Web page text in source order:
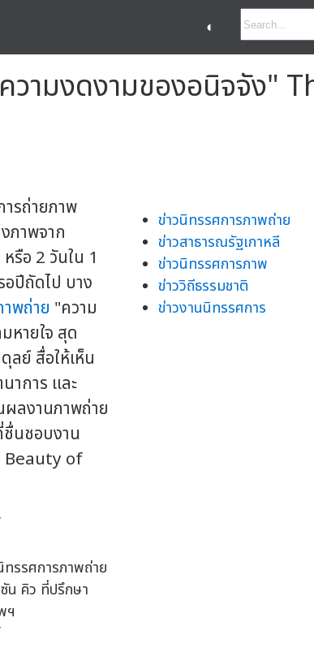
◐
ามงดงามของอนิจจัง"
รถ่ายภาพ
ภาพจาก
รือ 2 วันใน 1
อปีถัดไป บาง
พถ่าย "ความ
หายใจ สุด
ลย์ สื่อให้เห็น
าการ และ
ผลงานภาพถ่าย
นชอบงาน
Beauty of
รรศการภาพถ่าย
น คิว ที่ปรึกษา
ฯ
ข่าวนิทรรศการภาพถ่าย
ข่าวสาธารณรัฐเกาหลี
ข่าวนิทรรศการภาพ
ข่าววิถีธรรมชาติ
ข่าวงานนิทรรศการ